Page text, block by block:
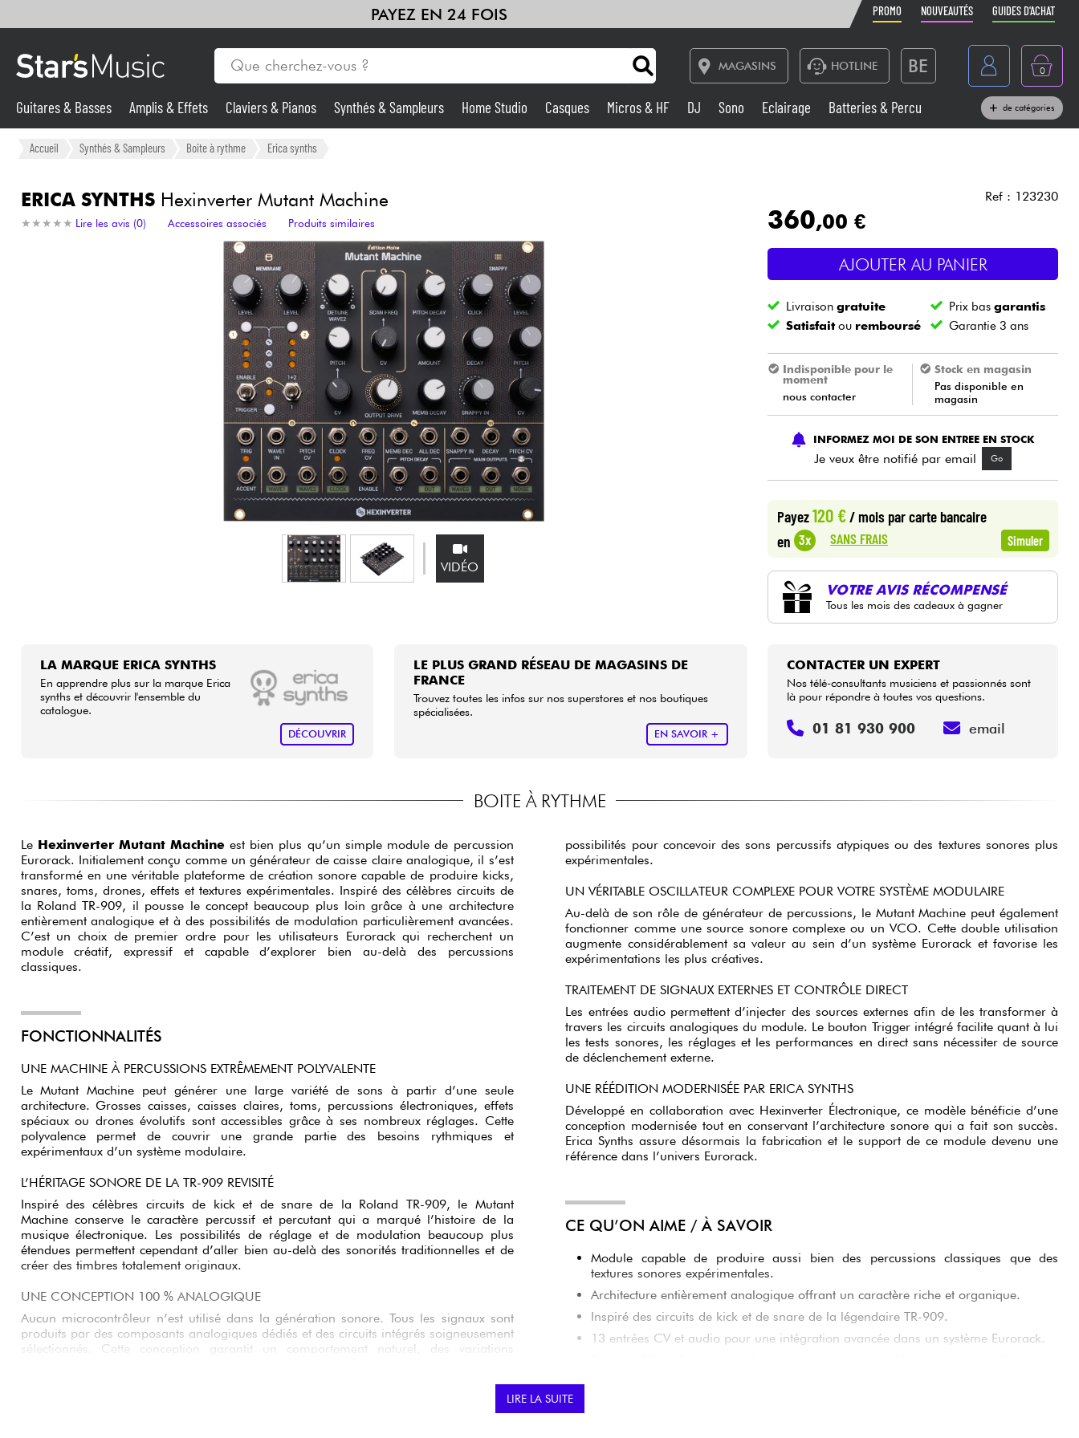
PAYEZ EN 24 FOIS PROMO NOUVEAUTÉS GUIDES D'ACHAT
MAGASINS HOTLINE BE
België
Nederland
0
Guitares & Basses
Synthés & Sampleurs
Micros & HF Sono
Batteries & Percu Vents
Eveil Musical Câbles & Access.
Packs
Voir nos marques
Guitares & Basses Amplis & Effets Claviers & Pianos Synthés & Sampleurs Home Studio Casques Micros & HF DJ Sono Eclairage
Batteries & Percu
de catégories
Accueil Synthés & Sampleurs Boite à rythme Erica synths
ERICA SYNTHSHexinverter Mutant Machine
★ ★ ★ ★ ★
★ ★ ★ ★ ★ Lire les avis (0) Accessoires associés Produits similaires
VIDÉO
Ref : 123230
360,00 €
AJOUTER AU PANIER
Livraisongratuite Prix bas garantis
Satisfaitou remboursé Garantie 3 ans
Indisponible pour le
moment
nous contacter
Stock en magasin
Pas disponible en
magasin
INFORMEZ MOI DE SON ENTREE EN STOCK
Je veux être notifié par email Go
Payez120 €/ mois par carte bancaire
en 3x SANS FRAIS Simuler
VOTRE AVIS RÉCOMPENSÉ
Tous les mois des cadeaux à gagner
LA MARQUE ERICA SYNTHS
En apprendre plus sur la marque Erica
synths et découvrir l'ensemble du
catalogue.
DÉCOUVRIR
LE PLUS GRAND RÉSEAU DE MAGASINS DE
FRANCE
Trouvez toutes les infos sur nos superstores et nos boutiques
spécialisées.
EN SAVOIR +
CONTACTER UN EXPERT
Nos télé-consultants musiciens et passionnés sont
là pour répondre à toutes vos questions.
01 81 930 900 email
BOITE À RYTHME
Le Hexinverter Mutant Machineest bien plus qu’un simple module de percussion
Eurorack. Initialement conçu comme un générateur de caisse claire analogique, il s’est
transformé en une véritable plateforme de création sonore capable de produire kicks,
snares, toms, drones, effets et textures expérimentales. Inspiré des célèbres circuits de
la Roland TR-909, il pousse le concept beaucoup plus loin grâce à une architecture
entièrement analogique et à des possibilités de modulation particulièrement avancées.
C’est un choix de premier ordre pour les utilisateurs Eurorack qui recherchent un
module créatif, expressif et capable d’explorer bien au-delà des percussions
classiques.
FONCTIONNALITÉS
UNE MACHINE À PERCUSSIONS EXTRÊMEMENT POLYVALENTE
Le Mutant Machine peut générer une large variété de sons à partir d’une seule
architecture. Grosses caisses, caisses claires, toms, percussions électroniques, effets
spéciaux ou drones évolutifs sont accessibles grâce à ses nombreux réglages. Cette
polyvalence permet de couvrir une grande partie des besoins rythmiques et
expérimentaux d’un système modulaire.
L’HÉRITAGE SONORE DE LA TR-909 REVISITÉ
Inspiré des célèbres circuits de kick et de snare de la Roland TR-909, le Mutant
Machine conserve le caractère percussif et percutant qui a marqué l’histoire de la
musique électronique. Les possibilités de réglage et de modulation beaucoup plus
étendues permettent cependant d’aller bien au-delà des sonorités traditionnelles et de
créer des timbres totalement originaux.
UNE CONCEPTION 100 % ANALOGIQUE
Aucun microcontrôleur n’est utilisé dans la génération sonore. Tous les signaux sont
produits par des composants analogiques dédiés et des circuits intégrés soigneusement
sélectionnés. Cette conception garantit un comportement naturel, des variations
possibilités pour concevoir des sons percussifs atypiques ou des textures sonores plus
expérimentales.
UN VÉRITABLE OSCILLATEUR COMPLEXE POUR VOTRE SYSTÈME MODULAIRE
Au-delà de son rôle de générateur de percussions, le Mutant Machine peut également
fonctionner comme une source sonore complexe ou un VCO. Cette double utilisation
augmente considérablement sa valeur au sein d’un système Eurorack et favorise les
expérimentations les plus créatives.
TRAITEMENT DE SIGNAUX EXTERNES ET CONTRÔLE DIRECT
Les entrées audio permettent d’injecter des sources externes afin de les transformer à
travers les circuits analogiques du module. Le bouton Trigger intégré facilite quant à lui
les tests sonores, les réglages et les performances en direct sans nécessiter de source
de déclenchement externe.
UNE RÉÉDITION MODERNISÉE PAR ERICA SYNTHS
Développé en collaboration avec Hexinverter Électronique, ce modèle bénéficie d’une
conception modernisée tout en conservant l’architecture sonore qui a fait son succès.
Erica Synths assure désormais la fabrication et le support de ce module devenu une
référence dans l’univers Eurorack.
CE QU’ON AIME / À SAVOIR
Module capable de produire aussi bien des percussions classiques que des
textures sonores expérimentales.
Architecture entièrement analogique offrant un caractère riche et organique.
Inspiré des circuits de kick et de snare de la légendaire TR-909.
13 entrées CV et audio pour une intégration avancée dans un système Eurorack.
LIRE LA SUITE